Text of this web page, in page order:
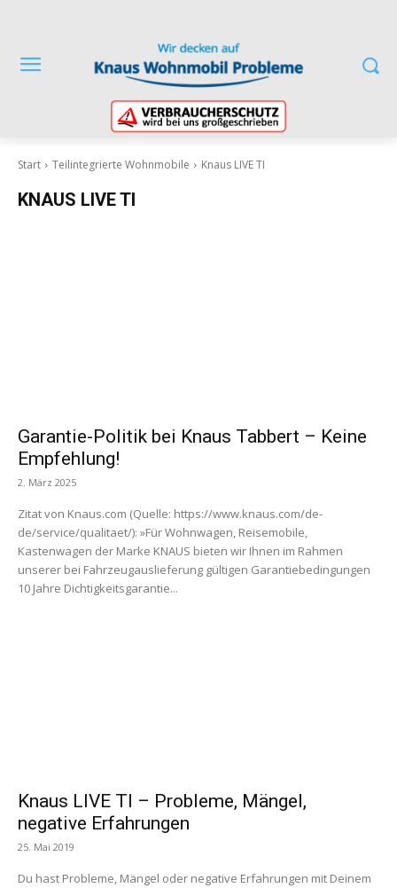
Start Teilintegrierte Wohnmobile Knaus LIVE TI
KNAUS LIVE TI
Garantie-Politik bei Knaus Tabbert – Keine
Empfehlung!
2. März 2025
Zitat von Knaus.com (Quelle: https://www.knaus.com/de-
de/service/qualitaet/): »Für Wohnwagen, Reisemobile,
Kastenwagen der Marke KNAUS bieten wir Ihnen im Rahmen
unserer bei Fahrzeugauslieferung gültigen Garantiebedingungen
10 Jahre Dichtigkeitsgarantie...
Knaus LIVE TI – Probleme, Mängel,
negative Erfahrungen
25. Mai 2019
Du hast Probleme, Mängel oder negative Erfahrungen mit Deinem